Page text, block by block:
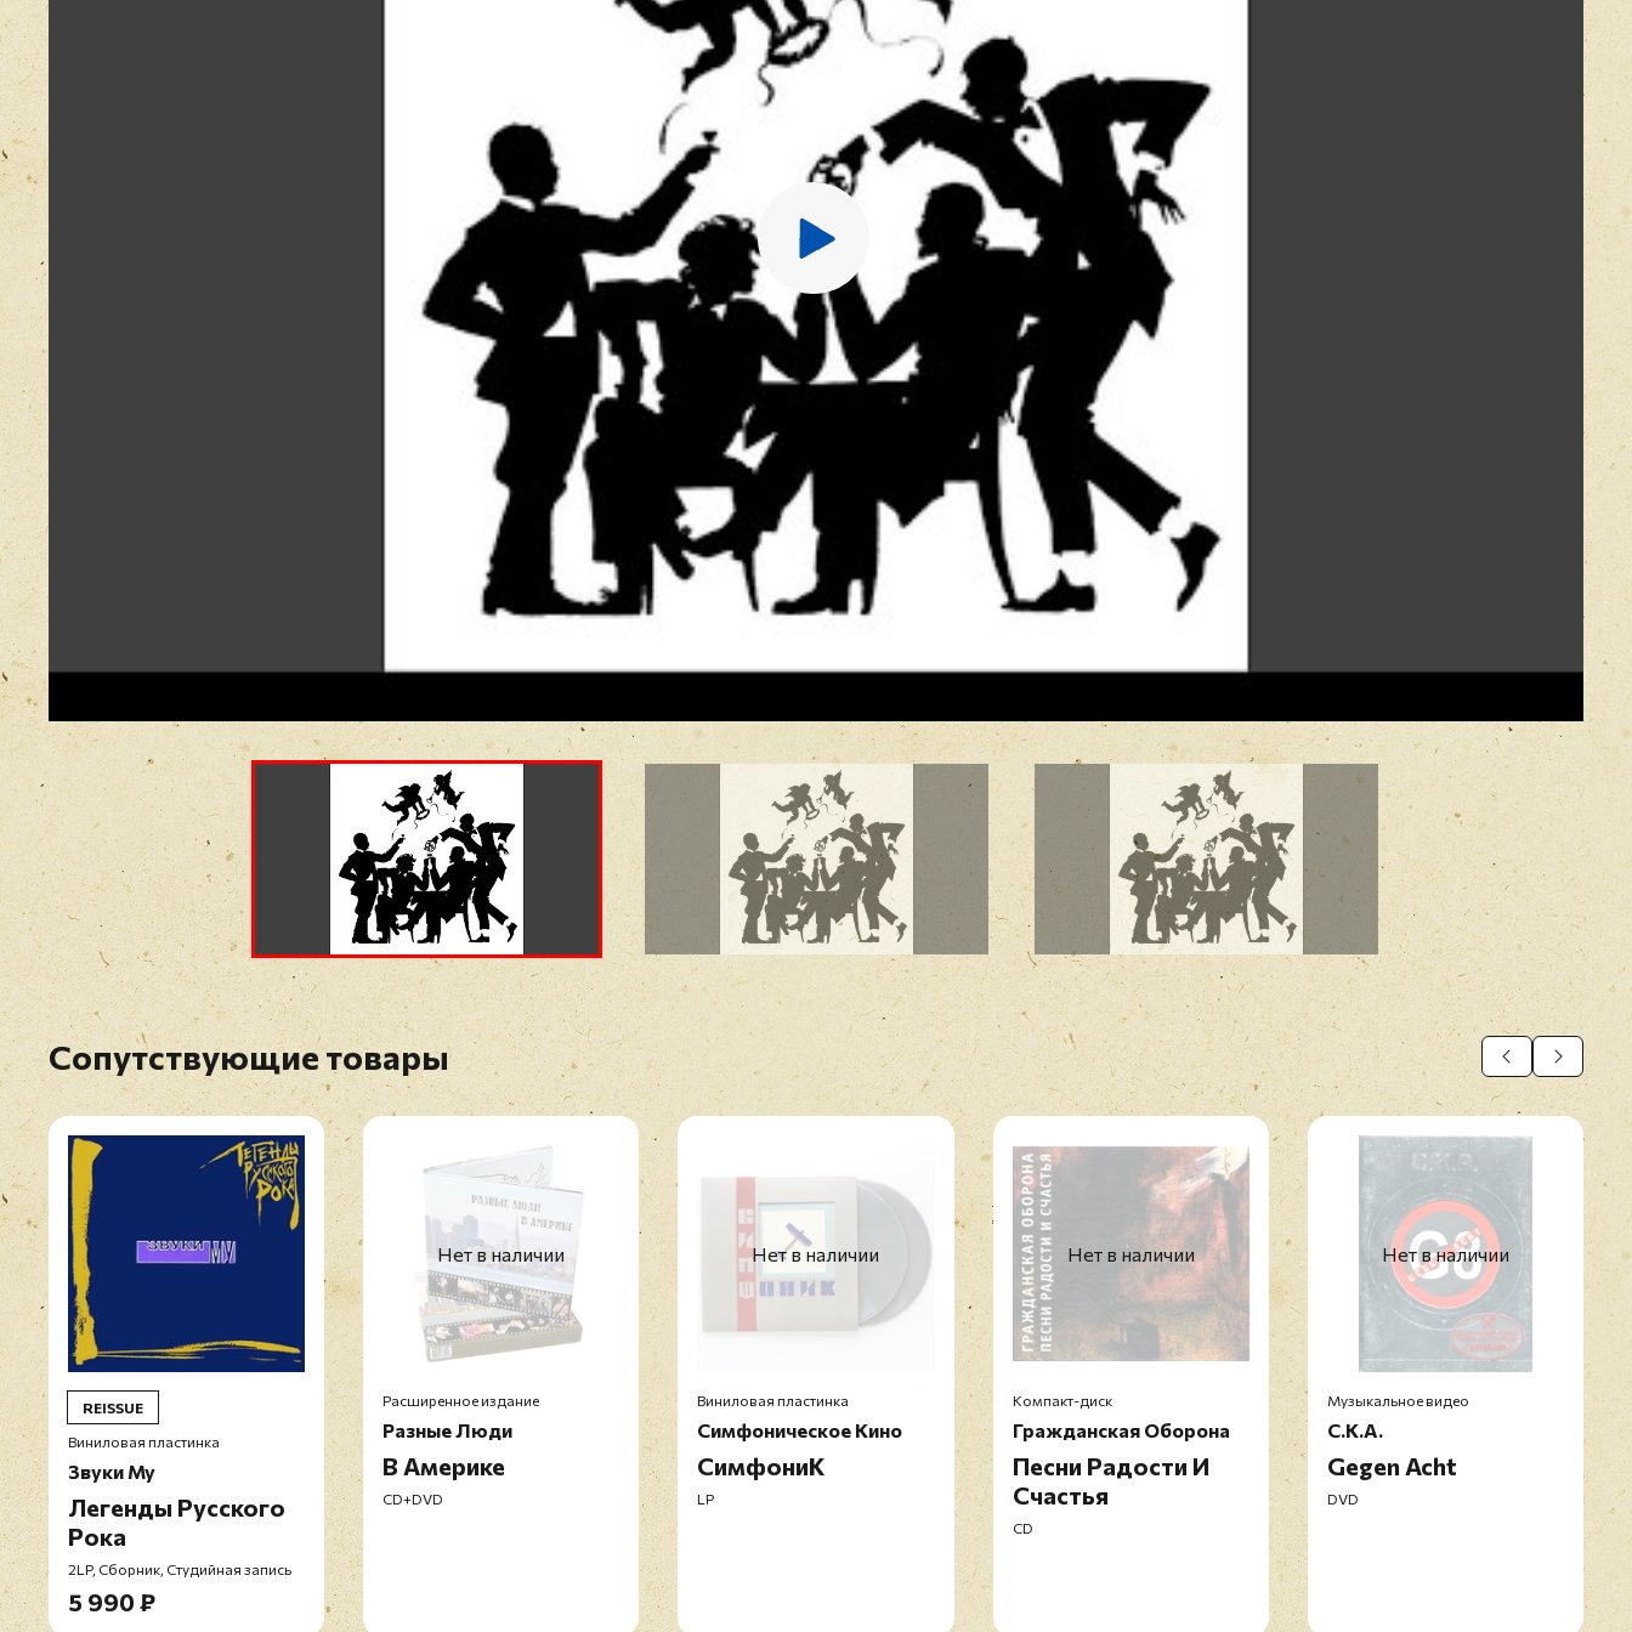
13. В Перине
14. Жалоба Повешеного
15. Песня Шарманщика
16. Конь Унёс Любимого
17. Облака
18. Криво-Криво
19. Милая Моя
20. Мы Всех Лучше
21. Замысел Совместной Работы С «АукцЫоном»
DVD: Прощальный Чайник Вина
Концерт В Балтийском Доме (СПб), Февраль 1992
1. В Ожидании Хвоста
2. Интеллигент И Русский
3. Истинный Темперамент
4. Говнюк В Ивняке
5. Прощание Со Степью
6. Вальс-Жалоба Солженицыну
7. Не Вижу Птиц Я
8. Льёт Дождём Июнь
9. Мы Всех Лучше
В Гостях У Евгения Прицкера (СПб), Февраль 1992
12. Игра На Флейте
13. Самолёт
14. Жалоба Повешенного
Перед публикацией отзывы проходят модерацию
Сопутствующие товары
REISSUE
Виниловая пластинка
Звуки Му
Легенды Русского
Рока
2LP, Сборник, Студийная запись
5 990 ₽
Нет в наличии
Расширенное издание
Разные Люди
В Америке
CD+DVD
Нет в наличии
Виниловая пластинка
Симфоническое Кино
СимфониК
LP
Нет в наличии
Компакт-диск
Гражданская Оборона
Песни Радости И
Счастья
CD
Нет в наличии
Музыкальное видео
С.К.А.
Gegen Acht
DVD